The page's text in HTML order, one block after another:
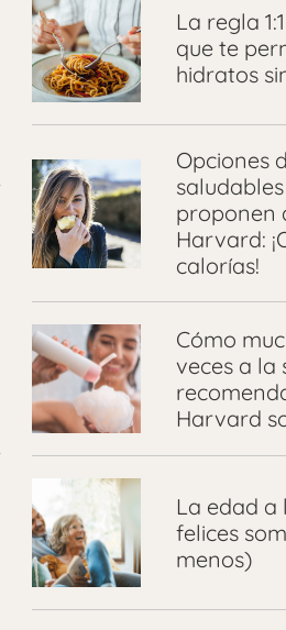
La regla
que te
hidratos
Opciones
proponen
Harvard:
calorías!
Cómo
veces a la
Harvard
La edad a
felices
menos)